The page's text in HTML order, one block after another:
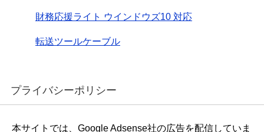
財務応援ライト ウインドウズ10 対応
転送ツールケーブル
プライバシーポリシー
本サイトでは、Google Adsense社の広告を配信していま